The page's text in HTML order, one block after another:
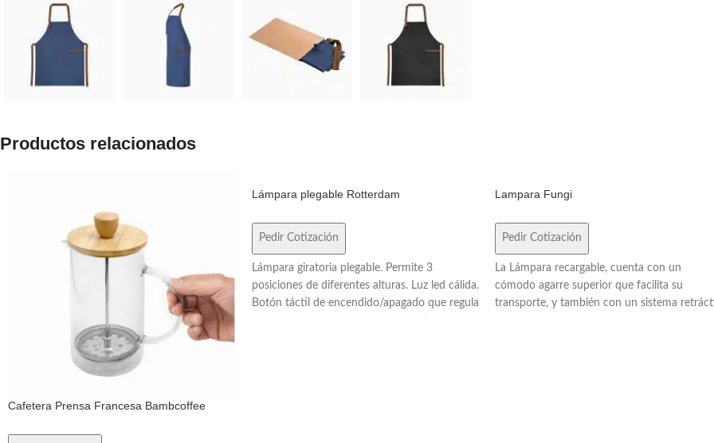
Productos relacionados
Cafetera Prensa Francesa Bambcoffee
Lámpara plegable Rotterdam
Pedir Cotización
Lámpara giratoria plegable. Permite 3
posiciones de diferentes alturas. Luz led cálida.
Botón táctil de encendido/apagado que regula
Lampara Fungi
Pedir Cotización
La Lámpara recargable, cuenta con un
cómodo agarre superior que facilita su
transporte, y también con un sistema